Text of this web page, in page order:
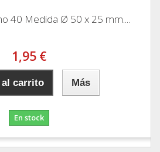
40 Medida Ø 50 x 25 mm....
1,95 €
carrito Más
En stock